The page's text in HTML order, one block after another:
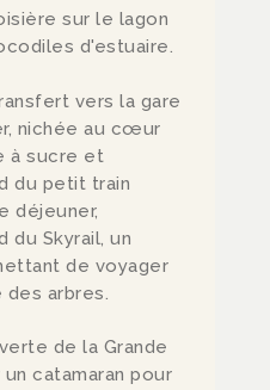
sur le lagon
d'estuaire.
vers la gare
nichée au cœur
à sucre et
du petit train
déjeuner,
du Skyrail, un
de voyager
des arbres.
de la Grande
catamaran pour